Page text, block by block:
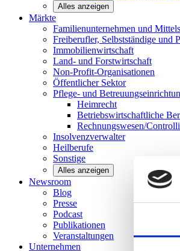
Alles anzeigen
Märkte
Familienunternehmen und
Freiberufler, Selbstständige und
Immobilienwirtschaft
Land- und Forstwirtschaft
Non-Profit-Organisationen
Öffentlicher Sektor
Pflege- und
Heimrecht
Betriebswirtschaftliche
Rechnungswesen/
Insolvenzverwalter
Heilberufe
Sonstige
Alles anzeigen
Newsroom
Blog
Presse
Podcast
Publikationen
Veranstaltungen
Unternehmen